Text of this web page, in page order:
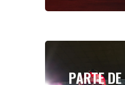
PARTE